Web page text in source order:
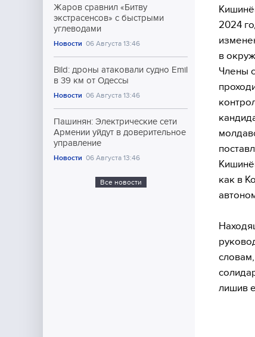
Жаров сравнил «Битву
экстрасенсов» с быстрыми
углеводами
Новости 06 Августа 13:46
Bild: дроны атаковали судно Emil
в 39 км от Одессы
Новости 06 Августа 13:46
Пашинян: Электрические сети
Армении уйдут в доверительное
управление
Новости 06 Августа 13:46
Все новости
2024
в
Члены
как в
лишив